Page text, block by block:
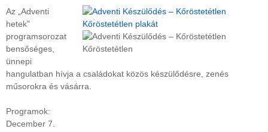
Az „Adventi
hetek”
programsorozat
bensőséges,
ünnepi
hangulatban hívja a családokat közös készülődésre, zenés
műsorokra és vásárra.
Programok:
December 7.